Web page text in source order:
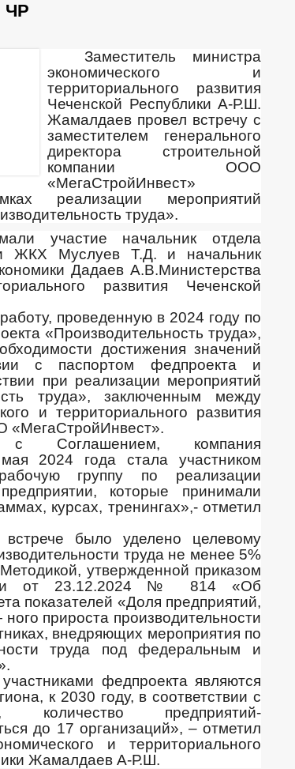
ЧР
Заместитель министра
экономического и
территориального развития
Чеченской Республики А-Р.Ш.
Жамалдаев провел встречу с
заместителем генерального
директора строительной
компании ООО
«МегаСтройИнвест»
реализации мероприятий
труда».
участие начальник отдела
и ЖКХ Муслуев Т.Д. и начальник
Дадаев А.В.Министерства
развития Чеченской
проведенную в 2024 году по
«Производительность труда»,
достижения значений
с паспортом федпроекта и
при реализации мероприятий
труда», заключенным между
и территориального развития
«МегаСтройИнвест».
с Соглашением, компания
2024 года стала участником
группу по реализации
которые принимали
курсах, тренингах»,- отметил
было уделено целевому
труда не менее 5%
утвержденной приказом
от 23.12.2024 № 814 «Об
показателей «Доля предприятий,
прироста производительности
внедряющих мероприятия по
труда под федеральным и
федпроекта являются
к 2030 году, в соответствии с
количество предприятий-
до 17 организаций», – отметил
и территориального
Жамалдаев А-Р.Ш.